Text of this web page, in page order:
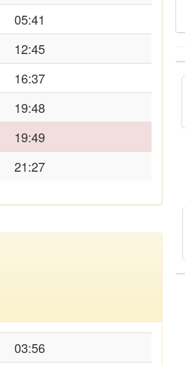
05:41
12:45
16:37
19:48
19:49
21:27
03:56